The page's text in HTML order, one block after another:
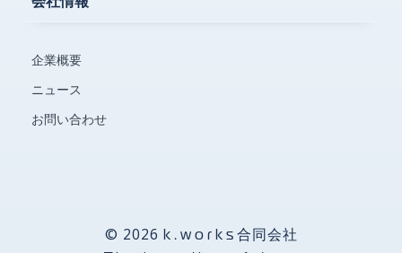
企業概要
ニュース
お問い合わせ
© 2026 k.works 合同会社